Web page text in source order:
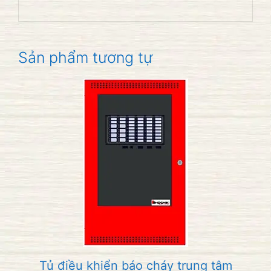
Sản phẩm tương tự
Tủ điều khiển báo cháy trung tâm